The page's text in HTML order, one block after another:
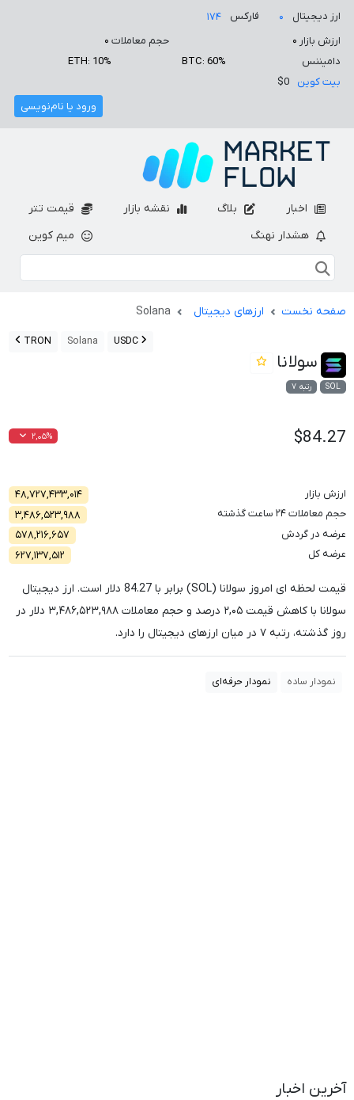
ارز دیجیتال ۰ فارکس
۱۷۴
ارزش بازار ۰ حجم معاملات ۰
دامیننس
BTC: 60%
ETH: 10%
بیت کوین
$0
ورود یا نام‌نویسی
اخبار بلاگ نقشه بازار
قیمت تتر
هشدار نهنگ
میم کوین
صفحه نخست ارزهای دیجیتال Solana
USDC
Solana
TRON
سولانا
SOL رتبه ۷
$84.27 ۲,۰۵%
ارزش بازار
۴۸,۷۲۷,۴۳۳,۰۱۴
حجم معاملات ۲۴ ساعت گذشته
۳,۴۸۶,۵۲۳,۹۸۸
عرضه در گردش
۵۷۸,۲۱۶,۶۵۷
عرضه کل
۶۲۷,۱۳۷,۵۱۲
قیمت لحظه ای امروز سولانا (SOL) برابر با 84.27 دلار است. ارز دیجیتال
سولانا با کاهش قیمت۲,۰۵ درصد و حجم معاملات۳,۴۸۶,۵۲۳,۹۸۸ دلار در
روز گذشته، رتبه۷ در میان ارزهای دیجیتال را دارد.
نمودار ساده نمودار حرفه‌ای
آخرین اخبار